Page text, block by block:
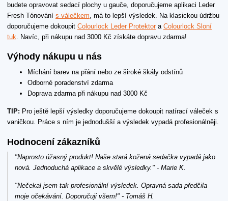
budete opravovat sedací plochy u gauče, doporučujeme aplikaci Leder
Fresh Tónování s válečkem , má to lepší výsledek. Na klasickou údržbu
doporučujeme dokoupit Colourlock Leder Protektora Colourlock Sloní
tuk . Navíc, při nákupu nad 3000 Kč získáte dopravu zdarma!
Výhody nákupu u nás
Míchání barev na přání nebo ze široké škály odstínů
Odborné poradenství zdarma
Doprava zdarma při nákupu nad 3000 Kč
TIP: Pro ještě lepší výsledky doporučujeme dokoupit natírací váleček s
vaničkou. Práce s ním je jednodušší a výsledek vypadá profesionálněji.
Hodnocení zákazníků
"Naprosto úžasný produkt! Naše stará kožená sedačka vypadá jako
nová. Jednoduchá aplikace a skvělé výsledky." - Marie K.
"Nečekal jsem tak profesionální výsledek. Opravná sada předčila
moje očekávání. Doporučuji všem!" - Tomáš H.